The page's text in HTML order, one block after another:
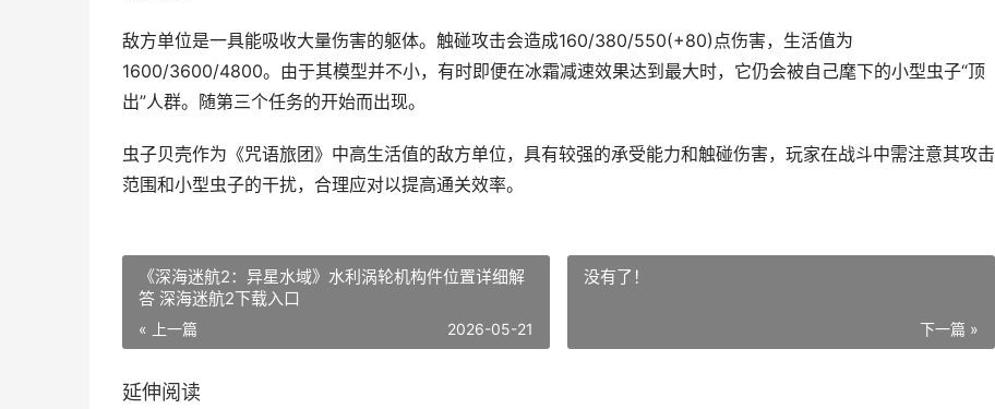
敌方单位是一具能吸收大量伤害的躯体。触碰攻击会造成160/380/550(+80)点伤害，生活值为
1600/3600/4800。由于其模型并不小，有时即便在冰霜减速效果达到最大时，它仍会被自己麾下的小型虫子“顶
出”人群。随第三个任务的开始而出现。
虫子贝壳作为《咒语旅团》中高生活值的敌方单位，具有较强的承受能力和触碰伤害，玩家在战斗中需注意其攻击
范围和小型虫子的干扰，合理应对以提高通关效率。
《深海迷航2：异星水域》水利涡轮机构件位置详细解
答 深海迷航2下载入口
« 上一篇 2026-05-21
没有了！
下一篇 »
延伸阅读